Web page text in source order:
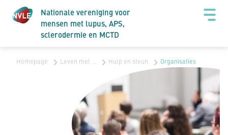
Nationale vereniging voor
mensen met lupus, APS,
sclerodermie en MCTD
Homepage Leven met … Hulp en steun Organisaties